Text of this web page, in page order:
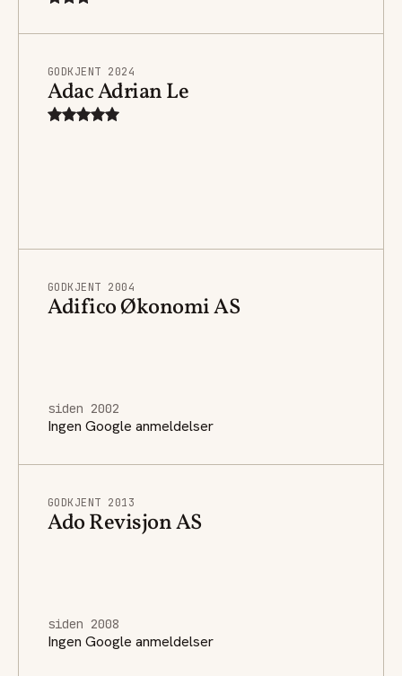
GODKJENT 2024
Adac Adrian Le
GODKJENT 2004
Adifico Økonomi AS
siden 2002
Ingen Google anmeldelser
GODKJENT 2013
Ado Revisjon AS
siden 2008
Ingen Google anmeldelser